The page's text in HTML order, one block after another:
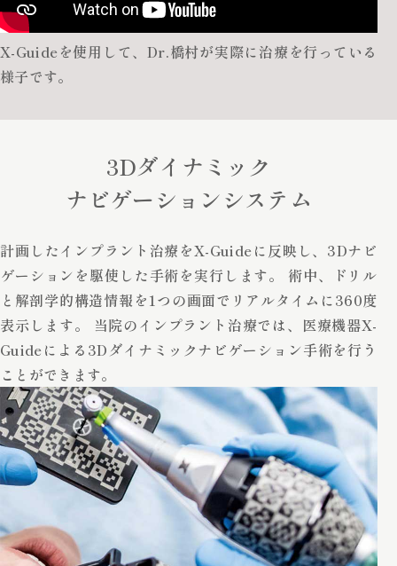
X-Guideを使用して、Dr.橋村が実際に治療を行っている
様子です。
3Dダイナミック
ナビゲーションシステム
計画したインプラント治療をX-Guideに反映し、3Dナビ
ゲーションを駆使した手術を実行します。 術中、ドリル
と解剖学的構造情報を1つの画面でリアルタイムに360度
表示します。 当院のインプラント治療では、医療機器X-
Guideによる3Dダイナミックナビゲーション手術を行う
ことができます。